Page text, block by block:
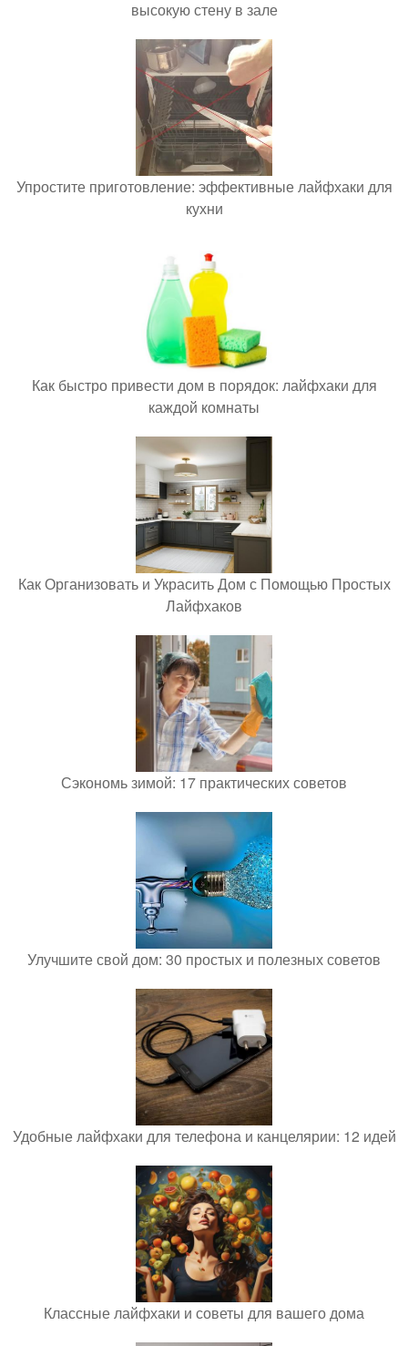
высокую стену в зале
Упростите приготовление: эффективные лайфхаки для
кухни
Как быстро привести дом в порядок: лайфхаки для
каждой комнаты
Как Организовать и Украсить Дом с Помощью Простых
Лайфхаков
Сэкономь зимой: 17 практических советов
Улучшите свой дом: 30 простых и полезных советов
Удобные лайфхаки для телефона и канцелярии: 12 идей
Классные лайфхаки и советы для вашего дома